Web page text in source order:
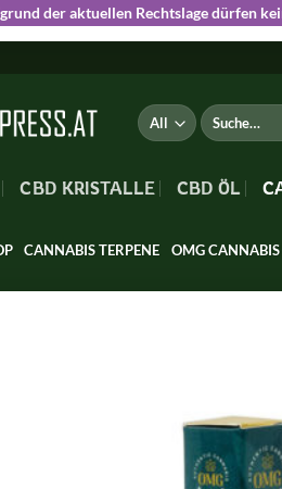
der aktuellen Rechtslage dürfen
Suche
nach:
CBD KRISTALLE CBD ÖL
CANNABIS TERPENE OMG CANNABIS